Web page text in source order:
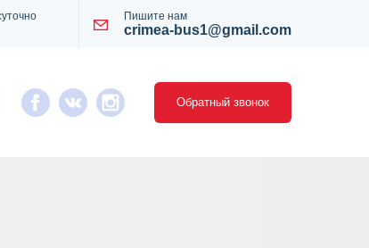
Пишите нам
crimea-bus1@gmail.com
Обратный звонок